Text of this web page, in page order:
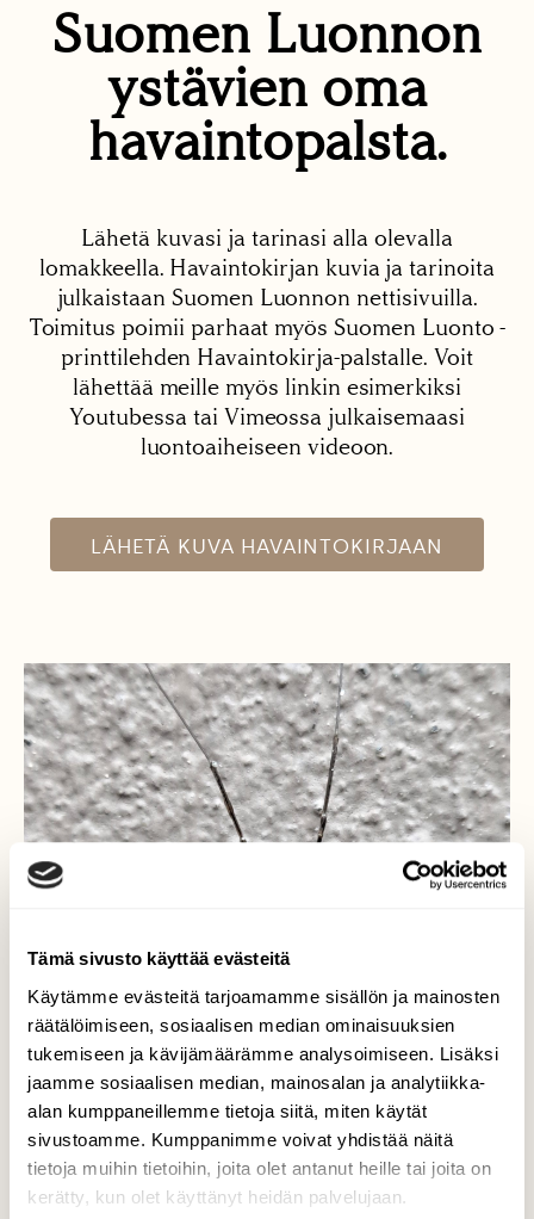
Tämä sivusto käyttää evästeitä
Käytämme evästeitä tarjoamamme sisällön ja mainosten
räätälöimiseen, sosiaalisen median ominaisuuksien
tukemiseen ja kävijämäärämme analysoimiseen. Lisäksi
jaamme sosiaalisen median, mainosalan ja analytiikka-
alan kumppaneillemme tietoja siitä, miten käytät
sivustoamme. Kumppanimme voivat yhdistää näitä
tietoja muihin tietoihin, joita olet antanut heille tai joita on
kerätty, kun olet käyttänyt heidän palvelujaan.
Suomen Luonnon
ystävien oma
havaintopalsta.
Lähetä kuvasi ja tarinasi alla olevalla
lomakkeella. Havaintokirjan kuvia ja tarinoita
julkaistaan Suomen Luonnon nettisivuilla.
Toimitus poimii parhaat myös Suomen Luonto -
printtilehden Havaintokirja-palstalle. Voit
lähettää meille myös linkin esimerkiksi
Youtubessa tai Vimeossa julkaisemaasi
luontoaiheiseen videoon.
LÄHETÄ KUVA HAVAINTOKIRJAAN